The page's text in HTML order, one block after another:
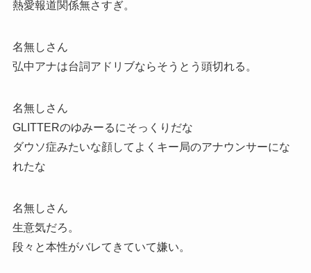
熱愛報道関係無さすぎ。
名無しさん
弘中アナは台詞アドリブならそうとう頭切れる。
名無しさん
GLITTERのゆみーるにそっくりだな
ダウソ症みたいな顔してよくキー局のアナウンサーにな
れたな
名無しさん
生意気だろ。
段々と本性がバレてきていて嫌い。